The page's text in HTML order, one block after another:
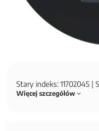
Stary indeks: 11702045 |
Więcej szczegółów